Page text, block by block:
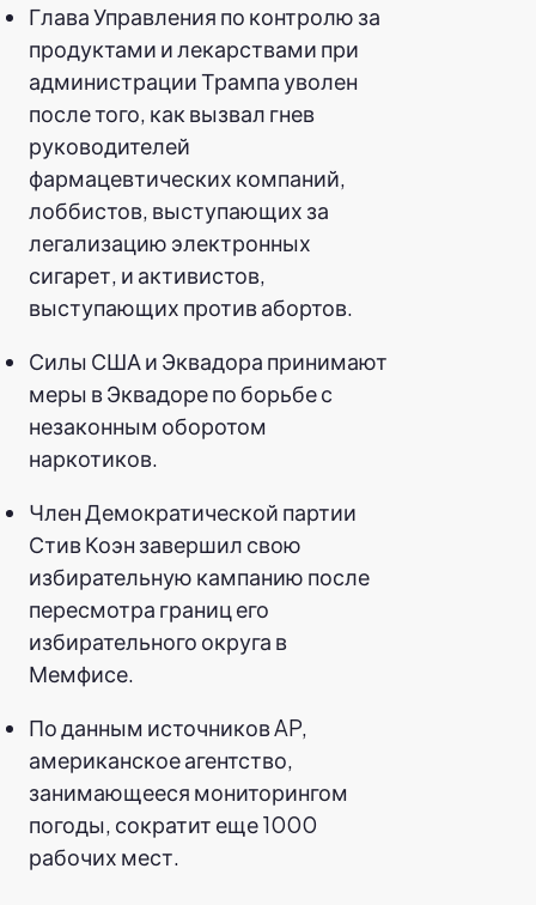
Глава Управления по контролю за
продуктами и лекарствами при
администрации Трампа уволен
после того, как вызвал гнев
руководителей
фармацевтических компаний,
лоббистов, выступающих за
легализацию электронных
сигарет, и активистов,
выступающих против абортов.
Силы США и Эквадора принимают
меры в Эквадоре по борьбе с
незаконным оборотом
наркотиков.
Член Демократической партии
Стив Коэн завершил свою
избирательную кампанию после
пересмотра границ его
избирательного округа в
Мемфисе.
По данным источников AP,
американское агентство,
занимающееся мониторингом
погоды, сократит еще 1000
рабочих мест.